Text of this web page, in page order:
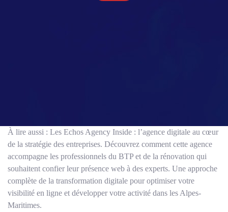
À lire aussi : Les Echos Agency Inside : l’agence digitale au cœur
de la stratégie des entreprises. Découvrez comment cette agence
accompagne les professionnels du BTP et de la rénovation qui
souhaitent confier leur présence web à des experts. Une approche
complète de la transformation digitale pour optimiser votre
visibilité en ligne et développer votre activité dans les Alpes-
Maritimes.